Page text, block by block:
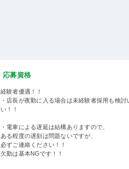
応募資格
経験者優遇！！
・店長が夜勤に入る場合は未経験者採用も検
い！！
・電車による遅延は結構ありますので、
ある程度の遅刻は問題ないですが、
必ずご連絡ください！！
欠勤は基本NGです！！